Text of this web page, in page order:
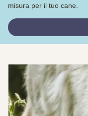
misura per il tuo cane.